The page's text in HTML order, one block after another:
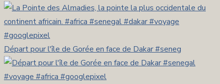
Départ pour l'île de Gorée en face de Dakar #seneg